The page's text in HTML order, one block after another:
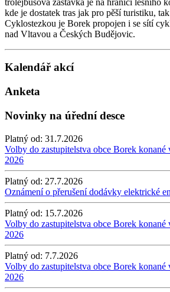
kde je dostatek tras jak pro pěší turistiku,
Cyklostezkou je Borek propojen i se sítí
nad Vltavou a Českých Budějovic.
Kalendář akcí
Anketa
Novinky na úřední desce
Platný od: 31.7.2026
Volby do zastupitelstva obce Borek konané
2026
Platný od: 27.7.2026
Oznámení o přerušení dodávky elektrické
Platný od: 15.7.2026
Volby do zastupitelstva obce Borek konané
2026
Platný od: 7.7.2026
Volby do zastupitelstva obce Borek konané
2026